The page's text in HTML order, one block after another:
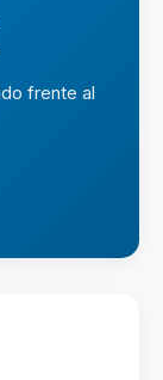
frente al